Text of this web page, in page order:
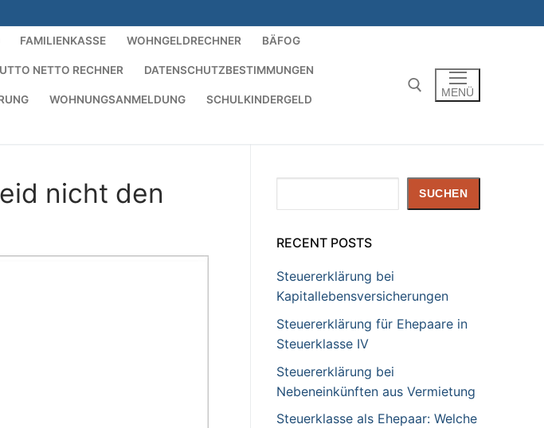
FAMILIENKASSE WOHNGELDRECHNER BÄFOG
NETTO RECHNER DATENSCHUTZBESTIMMUNGEN
WOHNUNGSANMELDUNG SCHULKINDERGELD
MENÜ
nicht den
SUCHEN
RECENT POSTS
Steuererklärung bei
Kapitallebensversicherungen
Steuererklärung für Ehepaare in
Steuerklasse IV
Steuererklärung bei
Nebeneinkünften aus Vermietung
Steuerklasse als Ehepaar: Welche